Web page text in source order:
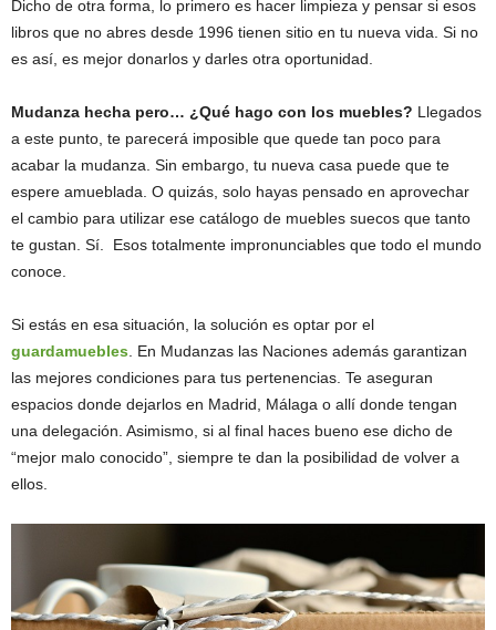
Dicho de otra forma, lo primero es hacer limpieza y pensar si esos
libros que no abres desde 1996 tienen sitio en tu nueva vida. Si no
es así, es mejor donarlos y darles otra oportunidad.
Mudanza hecha pero… ¿Qué hago con los muebles? Llegados
a este punto, te parecerá imposible que quede tan poco para
acabar la mudanza. Sin embargo, tu nueva casa puede que te
espere amueblada. O quizás, solo hayas pensado en aprovechar
el cambio para utilizar ese catálogo de muebles suecos que tanto
te gustan. Sí. Esos totalmente impronunciables que todo el mundo
conoce.
Si estás en esa situación, la solución es optar por el
guardamuebles . En Mudanzas las Naciones además garantizan
las mejores condiciones para tus pertenencias. Te aseguran
espacios donde dejarlos en Madrid, Málaga o allí donde tengan
una delegación. Asimismo, si al final haces bueno ese dicho de
“mejor malo conocido”, siempre te dan la posibilidad de volver a
ellos.